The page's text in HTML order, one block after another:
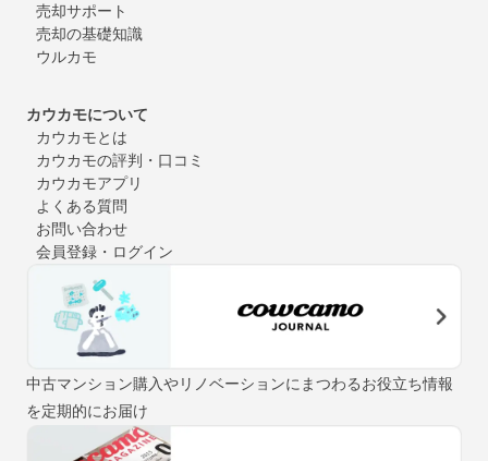
売却サポート
売却の基礎知識
ウルカモ
カウカモについて
カウカモとは
カウカモの評判・口コミ
カウカモアプリ
よくある質問
お問い合わせ
会員登録・ログイン
中古マンション購入やリノベーションにまつわるお役立ち情報
を定期的にお届け